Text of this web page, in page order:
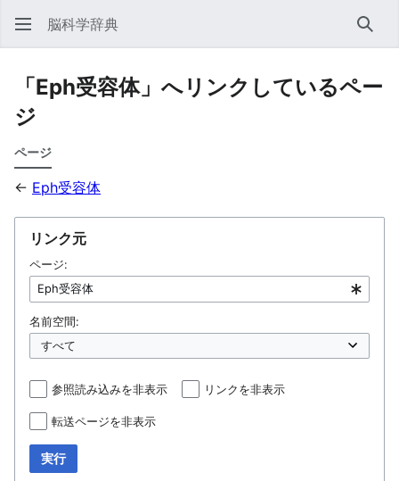
脳科学辞典 検索
「Eph受容体」へリンクしているペー
ジ
ページ
← Eph受容体
リンク元
ページ:
名前空間:
参照読み込みを非表示 リンクを非表示
転送ページを非表示
実行